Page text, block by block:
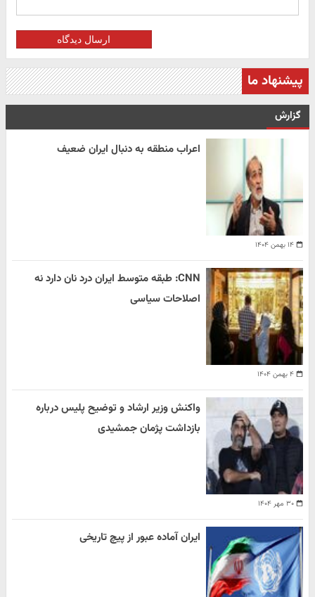
ارسال دیدگاه
پیشنهاد ما
گزارش
۱۴ بهمن ۱۴۰۴
اعراب منطقه به دنبال ایران ضعیف
۴ بهمن ۱۴۰۴
CNN: طبقه متوسط ایران درد نان دارد نه
اصلاحات سیاسی
۳۰ مهر ۱۴۰۴
واکنش وزیر ارشاد و توضیح پلیس درباره
بازداشت پژمان جمشیدی
ایران آماده عبور از پیچ تاریخی